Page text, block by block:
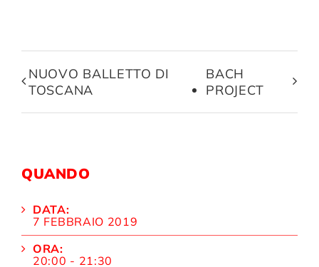
NUOVO BALLETTO DI
TOSCANA
BACH
PROJECT
QUANDO
DATA:
7 FEBBRAIO 2019
ORA:
20:00 - 21:30